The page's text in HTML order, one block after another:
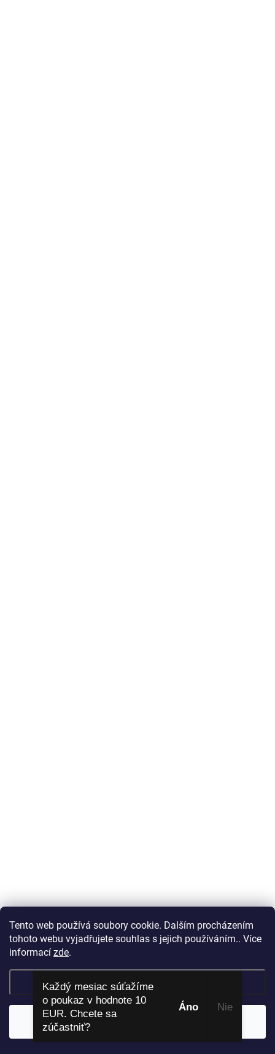
Tento web používá soubory cookie. Dalším procházením
tohoto webu vyjadřujete souhlas s jejich používáním.. Více
informací zde.
Nastavenie
Každý mesiac súťažíme
o poukaz v hodnote 10
EUR. Chcete sa
zúčastniť?
Áno ​ Nie